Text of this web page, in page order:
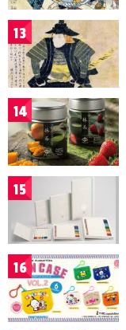
13
14
15
16